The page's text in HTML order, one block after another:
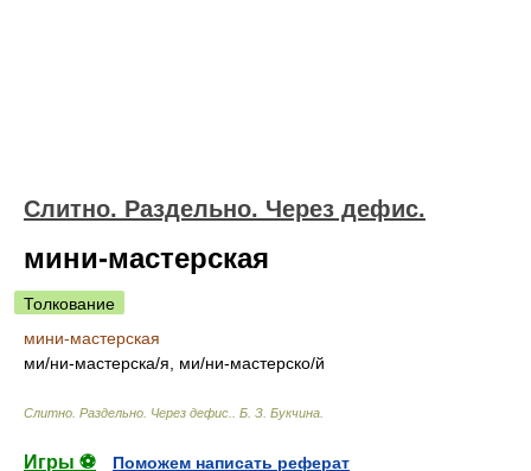
Слитно. Раздельно. Через дефис.
мини-мастерская
Толкование
мини-мастерская
ми/ни-мастерска/я, ми/ни-мастерско/й
Слитно. Раздельно. Через дефис. Б. З. Букчина
Игры ⚽
Поможем написать реферат